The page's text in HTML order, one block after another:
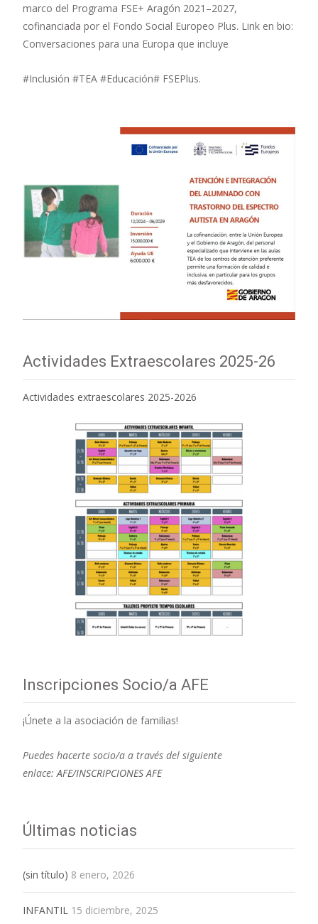
marco del Programa FSE+ Aragón 2021–2027,
cofinanciada por el Fondo Social Europeo Plus. Link en bio:
Conversaciones para una Europa que incluye
#Inclusión #TEA #Educación# FSEPlus.
Actividades Extraescolares 2025-26
Actividades extraescolares 2025-2026
Inscripciones Socio/a AFE
¡Únete a la asociación de familias!
Puedes hacerte socio/a a través del siguiente
enlace:AFE/INSCRIPCIONES AFE
Últimas noticias
(sin título) 8 enero, 2026
INFANTIL 15 diciembre, 2025